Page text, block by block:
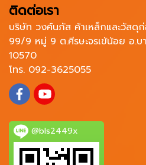
ติดต่อเรา
บริษัท วงศ์นภัส ค้าเหล็กและวัสดุ
99/9 หมู่ 9 ต.ศีรษะจรเข้น้อย อ.บ
10570
โทร. 092-3625055
@bls2449x